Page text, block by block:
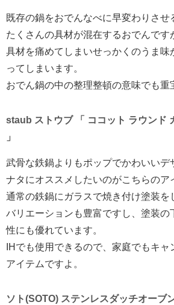
既存の鍋をおでんなべに早変わりさせ
たくさんの具材が混在するおでんです
具材を痛めてしまいせっかくのうま味
ってしまいます。
おでん鍋の中の整理整頓の意味でも重
staub ストウブ 「 ココット ラウンド
」
武骨な鉄鍋よりもポップでかわいいデ
ナタにオススメしたいのがこちらのア
通常の鉄鍋にガラスで焼き付け塗装を
バリエーションも豊富ですし、塗装の
性にも優れています。
IHでも使用できるので、家庭でもキ
アイテムですよ。
ソト(SOTO) ステンレスダッチオーブ